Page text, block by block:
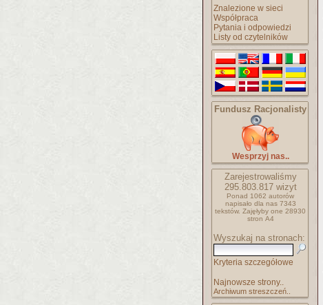
Znalezione w sieci
Współpraca
Pytania i odpowiedzi
Listy od czytelników
Fundusz Racjonalisty
Wesprzyj nas..
Zarejestrowaliśmy
295.803.817wizyt
Ponad 1062 autorów
napisało dla nas 7343
tekstów. Zajęłyby one 28930
stron A4
Wyszukaj na stronach:
Kryteria szczegółowe
Najnowsze strony..
Archiwum streszczeń..